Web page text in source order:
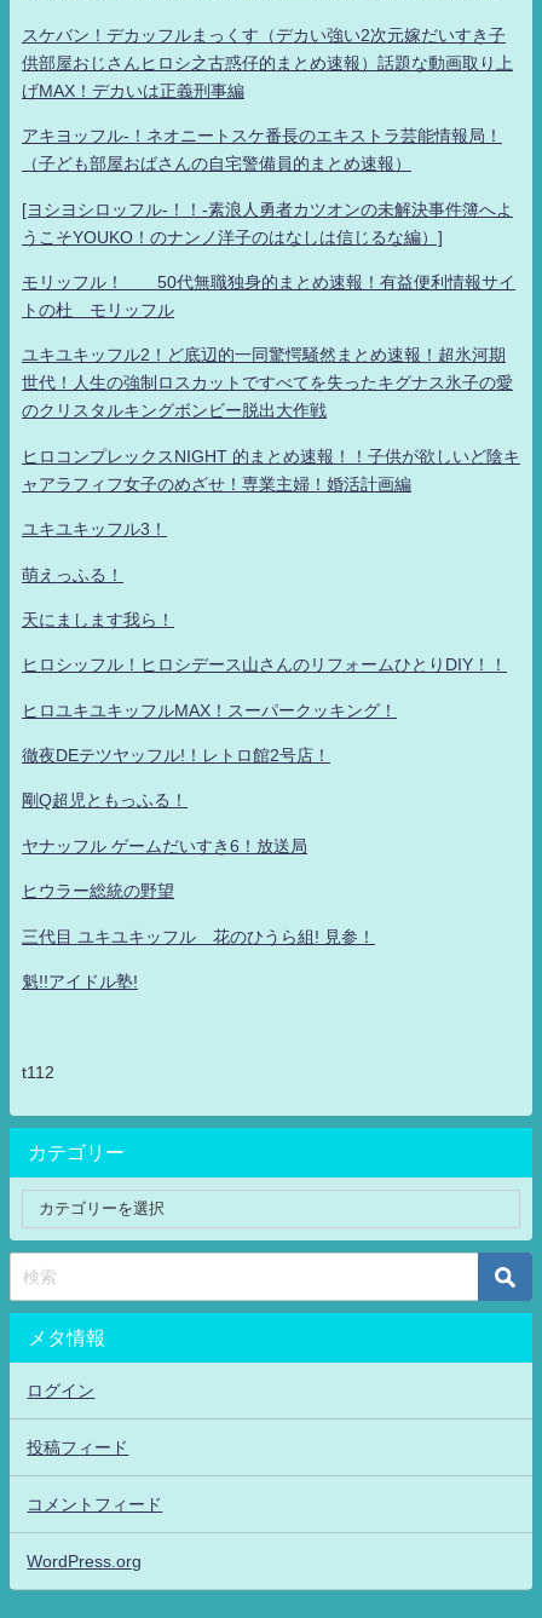
スケバン！デカッフルまっくす（デカい強い2次元嫁だいすき子
供部屋おじさんヒロシ之古惑仔的まとめ速報）話題な動画取り上
げMAX！デカいは正義刑事編
アキヨッフル-！ネオニートスケ番長のエキストラ芸能情報局！
（子ども部屋おばさんの自宅警備員的まとめ速報）
[ヨシヨシロッフル-！！-素浪人勇者カツオンの未解決事件簿へよ
うこそYOUKO！のナンノ洋子のはなしは信じるな編）]
モリッフル！ 50代無職独身的まとめ速報！有益便利情報サイ
トの杜 モリッフル
ユキユキッフル2！ど底辺的一同驚愕騒然まとめ速報！超氷河期
世代！人生の強制ロスカットですべてを失ったキグナス氷子の愛
のクリスタルキングボンビー脱出大作戦
ヒロコンプレックスNIGHT 的まとめ速報！！子供が欲しいど陰キ
ャアラフィフ女子のめざせ！専業主婦！婚活計画編
ユキユキッフル3！
萌えっふる！
天にまします我ら！
ヒロシッフル！ヒロシデース山さんのリフォームひとりDIY！！
ヒロユキユキッフルMAX！スーパークッキング！
徹夜DEテツヤッフル!！レトロ館2号店！
剛Q超児ともっふる！
ヤナッフル ゲームだいすき6！放送局
ヒウラー総統の野望
三代目 ユキユキッフル 花のひうら組! 見参！
魁!!アイドル塾!
t112
カテゴリー
メタ情報
ログイン
投稿フィード
コメントフィード
WordPress.org